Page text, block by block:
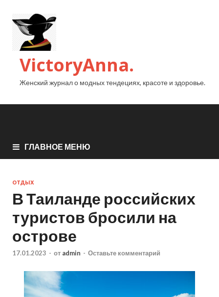
VictoryAnna.
Женский журнал о модных тендециях, красоте и здоровье.
ГЛАВНОЕ МЕНЮ
ОТДЫХ
В Таиланде российских
туристов бросили на
острове
17.01.2023 - от admin - Оставьте комментарий